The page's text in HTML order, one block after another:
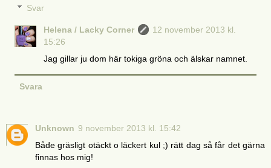
Svar
Helena / Lacky Corner
12 november 2013 kl.
15:26
Jag gillar ju dom här tokiga gröna och älskar namnet.
Svara
Unknown 9 november 2013 kl. 15:42
Både gräsligt otäckt o läckert kul ;) rätt dag så får det gärna
finnas hos mig!